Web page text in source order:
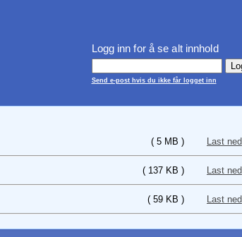
Logg inn for å se alt innhold
Send e-post hvis du ikke får logget inn
( 5 MB ) Last ned
( 137 KB ) Last ned
( 59 KB ) Last ned